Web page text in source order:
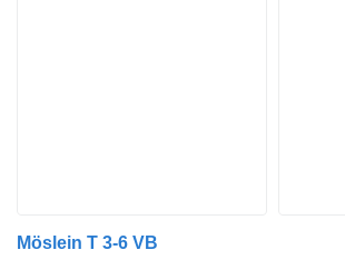
Möslein T 3-6 VB